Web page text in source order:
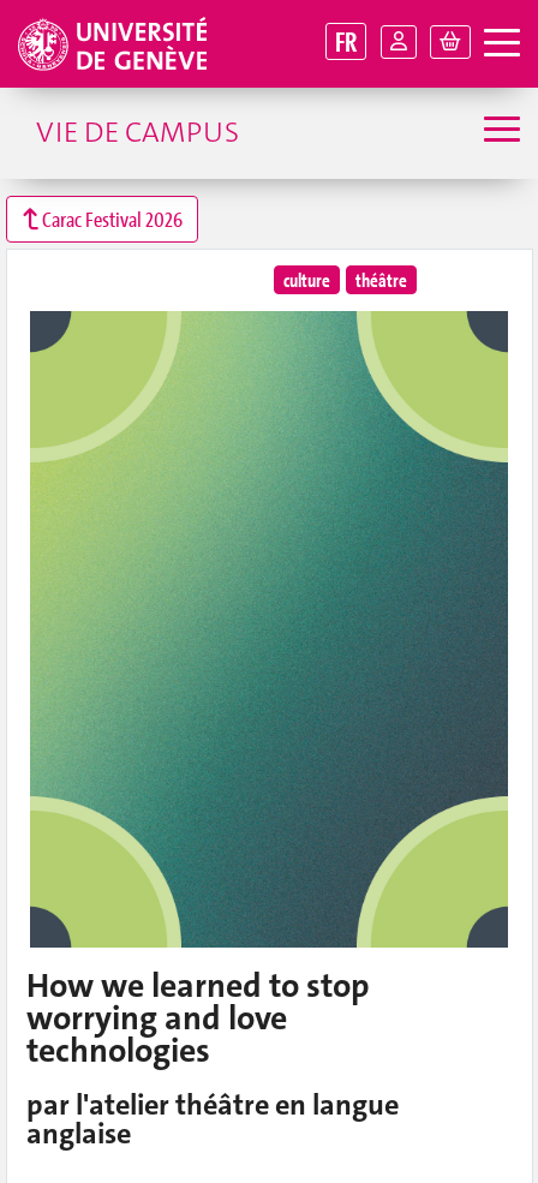
FR
VIE DE CAMPUS
Carac Festival 2026
culture théâtre
How we learned to stop
worrying and love
technologies
par l'atelier théâtre en langue
anglaise